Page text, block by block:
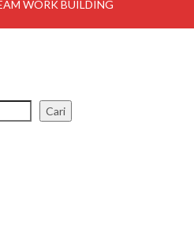
WORK BUILDING
Cari